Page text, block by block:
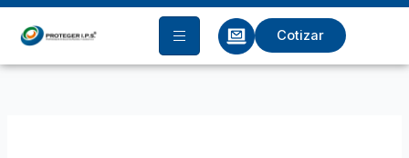
Ir
contenido
Cotizar